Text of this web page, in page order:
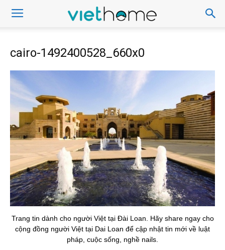
cairo-1492400528_660x0
Trang tin dành cho người Việt tại Đài Loan. Hãy share ngay cho
cộng đồng người Việt tại Dai Loan để cập nhật tin mới về luật
pháp, cuộc sống, nghề nails.